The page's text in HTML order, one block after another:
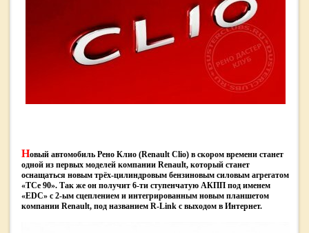
Новый автомобиль Рено Клио (Renault Clio) в скором времени станет
одной из первых моделей компании Renault, который станет
оснащаться новым трёх-цилиндровым бензиновым силовым агрегатом
«TCe 90». Так же он получит 6-ти ступенчатую АКПП под именем
«EDC» с 2-ым сцеплением и интегрированным новым планшетом
компании Renault, под названием R-Link с выходом в Интернет.